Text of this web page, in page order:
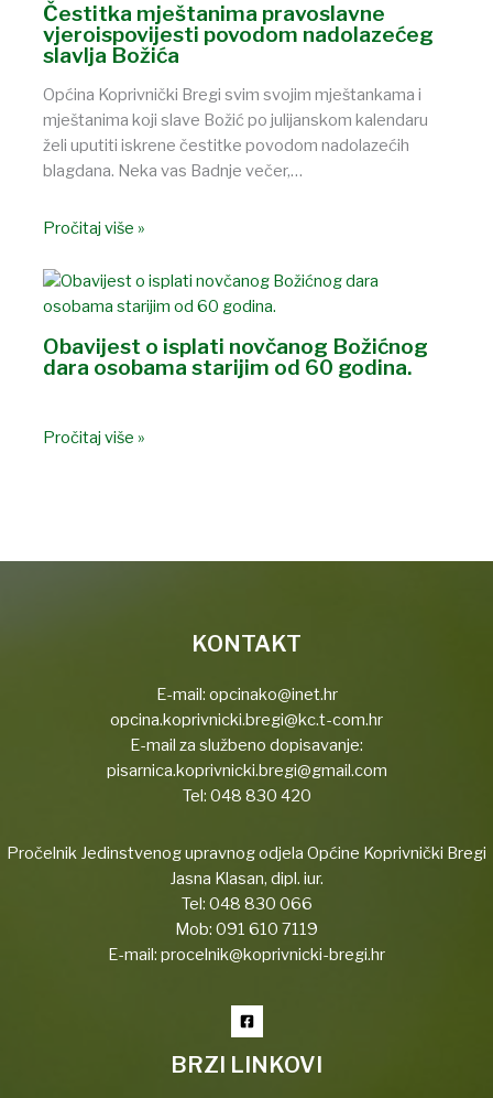
Čestitka mještanima pravoslavne
vjeroispovijesti povodom nadolazećeg
slavlja Božića
Općina Koprivnički Bregi svim svojim mještankama i
mještanima koji slave Božić po julijanskom kalendaru
želi uputiti iskrene čestitke povodom nadolazećih
blagdana. Neka vas Badnje večer,…
Pročitaj više »
Obavijest o isplati novčanog Božićnog
dara osobama starijim od 60 godina.
Pročitaj više »
KONTAKT
E-mail: opcinako@inet.hr
opcina.koprivnicki.bregi@kc.t-com.hr
E-mail za službeno dopisavanje:
pisarnica.koprivnicki.bregi@gmail.com
Tel: 048 830 420
Pročelnik Jedinstvenog upravnog odjela Općine Koprivnički Bregi
Jasna Klasan, dipl. iur.
Tel: 048 830 066
Mob: 091 610 7119
E-mail: procelnik@koprivnicki-bregi.hr
BRZI LINKOVI